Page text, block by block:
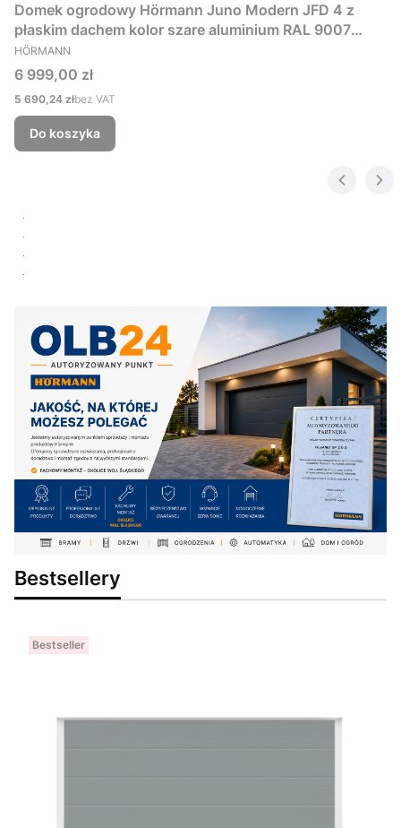
Domek ogrodowy Hörmann Juno Modern JFD 4 z
płaskim dachem kolor szare aluminium RAL 9007
229x181 cm
PRODUCENT
HÖRMANN
Cena
6 999,00 zł
Cena
5 690,24 złbez VAT
Do koszyka
Bestsellery
Bestseller